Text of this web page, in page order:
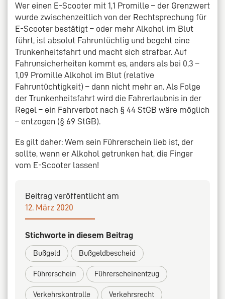
Wer einen E-Scooter mit 1,1 Promille – der Grenzwert
wurde zwischenzeitlich von der Rechtsprechung für
E-Scooter bestätigt – oder mehr Alkohol im Blut
führt, ist absolut Fahruntüchtig und begeht eine
Trunkenheitsfahrt und macht sich strafbar. Auf
Fahrunsicherheiten kommt es, anders als bei 0,3 –
1,09 Promille Alkohol im Blut (relative
Fahruntüchtigkeit) – dann nicht mehr an. Als Folge
der Trunkenheitsfahrt wird die Fahrerlaubnis in der
Regel – ein Fahrverbot nach § 44 StGB wäre möglich
– entzogen (§ 69 StGB).
Es gilt daher: Wem sein Führerschein lieb ist, der
sollte, wenn er Alkohol getrunken hat, die Finger
vom E-Scooter lassen!
Beitrag veröffentlicht am
12. März 2020
Stichworte in diesem Beitrag
Bußgeld Bußgeldbescheid
Führerschein Führerscheinentzug
Verkehrskontrolle Verkehrsrecht